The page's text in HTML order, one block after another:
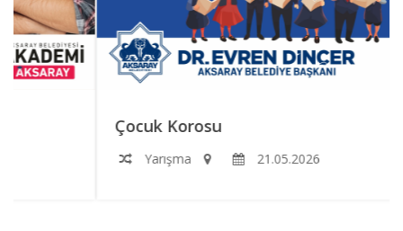
Çocuk Korosu
21.05.2026